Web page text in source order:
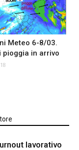
Meteo 6-8/03.
pioggia in arrivo
lavorativo